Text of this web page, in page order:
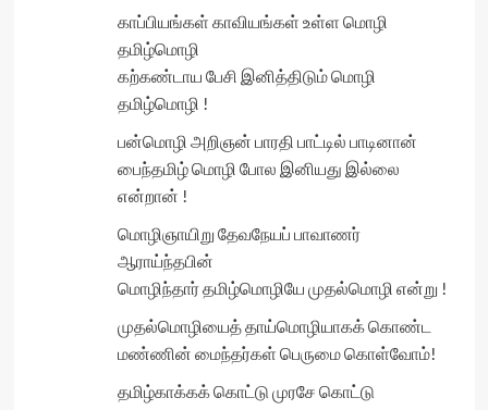
காப்பியங்கள் காவியங்கள் உள்ள மொழி
தமிழ்மொழி
கற்கண்டாய பேசி இனித்திடும் மொழி
தமிழ்மொழி !
பன்மொழி அறிஞன் பாரதி பாட்டில் பாடினான்
பைந்தமிழ் மொழி போல இனியது இல்லை
என்றான் !
மொழிஞாயிறு தேவநேயப் பாவாணர்
ஆராய்ந்தபின்
மொழிந்தார் தமிழ்மொழியே முதல்மொழி என்று !
முதல்மொழியைத் தாய்மொழியாகக் கொண்ட
மண்ணின் மைந்தர்கள் பெருமை கொள்வோம்!
தமிழ்காக்கக் கொட்டு முரசே கொட்டு